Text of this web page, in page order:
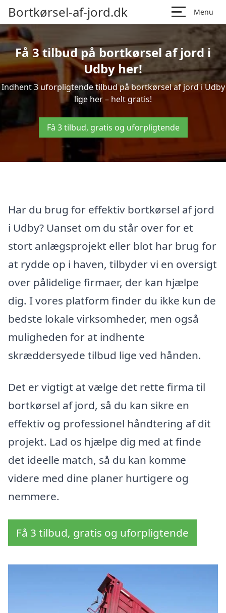
Bortkørsel-af-jord.dk Menu
Få 3 tilbud på bortkørsel af jord i
Udby her!
Indhent 3 uforpligtende tilbud på bortkørsel af jord i Udby
lige her – helt gratis!
Få 3 tilbud, gratis og uforpligtende
Har du brug for effektiv bortkørsel af jord
i Udby? Uanset om du står over for et
stort anlægsprojekt eller blot har brug for
at rydde op i haven, tilbyder vi en oversigt
over pålidelige firmaer, der kan hjælpe
dig. I vores platform finder du ikke kun de
bedste lokale virksomheder, men også
muligheden for at indhente
skræddersyede tilbud lige ved hånden.
Det er vigtigt at vælge det rette firma til
bortkørsel af jord, så du kan sikre en
effektiv og professionel håndtering af dit
projekt. Lad os hjælpe dig med at finde
det ideelle match, så du kan komme
videre med dine planer hurtigere og
nemmere.
Få 3 tilbud, gratis og uforpligtende